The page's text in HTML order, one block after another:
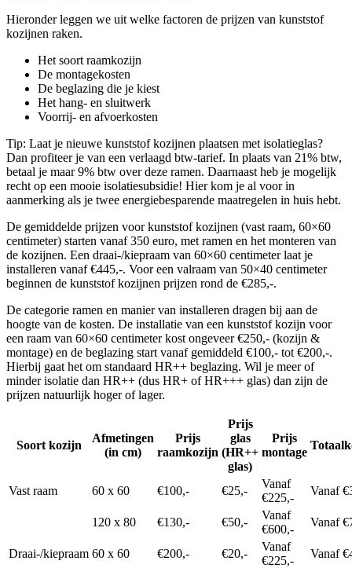
Hieronder leggen we uit welke factoren de prijzen van kunststof
kozijnen raken.
Het soort raamkozijn
De montagekosten
De beglazing die je kiest
Het hang- en sluitwerk
Voorrij- en afvoerkosten
Tip: Laat je nieuwe kunststof kozijnen plaatsen met isolatieglas?
Dan profiteer je van een verlaagd btw-tarief. In plaats van 21% btw,
betaal je maar 9% btw over deze ramen. Daarnaast heb je mogelijk
recht op een mooie isolatiesubsidie! Hier kom je al voor in
aanmerking als je twee energiebesparende maatregelen in huis hebt.
De gemiddelde prijzen voor kunststof kozijnen (vast raam, 60×60
centimeter) starten vanaf 350 euro, met ramen en het monteren van
de kozijnen. Een draai-/kiepraam van 60×60 centimeter laat je
installeren vanaf €445,-. Voor een valraam van 50×40 centimeter
beginnen de kunststof kozijnen prijzen rond de €285,-.
De categorie ramen en manier van installeren dragen bij aan de
hoogte van de kosten. De installatie van een kunststof kozijn voor
een raam van 60×60 centimeter kost ongeveer €250,- (kozijn &
montage) en de beglazing start vanaf gemiddeld €100,- tot €200,-.
Hierbij gaat het om standaard HR++ beglazing. Wil je meer of
minder isolatie dan HR++ (dus HR+ of HR+++ glas) dan zijn de
prijzen natuurlijk hoger of lager.
Soort kozijn
Afmetingen
(in cm)
Prijs
raamkozijn
Prijs
glas
(HR++
glas)
Prijs
montage
Vast raam 60 x 60 €100,- €25,-
Vanaf
€225,-
Vanaf
120 x 80 €130,- €50,-
Vanaf
€600,-
Vanaf
Draai-/kiepraam 60 x 60 €200,- €20,-
Vanaf
€225,-
Vanaf